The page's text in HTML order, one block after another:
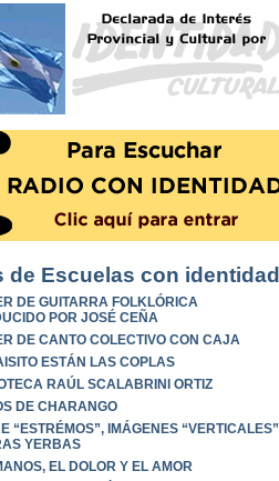
de Escuelas con identidad
DE GUITARRA FOLKLÓRICA
POR JOSÉ CEÑA
DE CANTO COLECTIVO CON CAJA
ESTÁN LAS COPLAS
RAÚL SCALABRINI ORTIZ
DE CHARANGO
“ESTRÉMOS”, IMÁGENES “VERTICALES”
YERBAS
EL DOLOR Y EL AMOR